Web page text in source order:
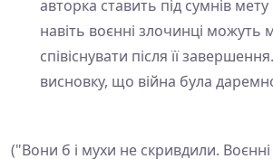
авторка ставить під сумнів
навіть воєнні злочинці можуть
співіснувати після її
висновку, що війна була
("Вони б і мухи не скривдили. Воєнні